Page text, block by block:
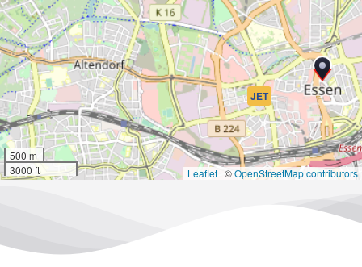
JET
500 m
3000 ft
Leaflet | ©OpenStreetMap contributors